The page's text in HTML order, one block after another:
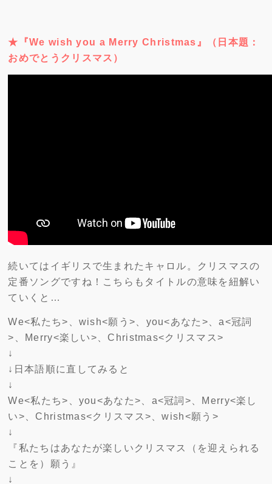
★『We wish you a Merry Christmas』（日本題：
おめでとうクリスマス）
続いてはイギリスで生まれたキャロル。クリスマスの
定番ソングですね！こちらもタイトルの意味を紐解い
ていくと…
We<私たち>、wish<願う>、you<あなた>、a<冠詞
>、Merry<楽しい>、Christmas<クリスマス>
↓
↓日本語順に直してみると
↓
We<私たち>、you<あなた>、a<冠詞>、Merry<楽し
い>、Christmas<クリスマス>、wish<願う>
↓
『私たちはあなたが楽しいクリスマス（を迎えられる
ことを）願う』
↓